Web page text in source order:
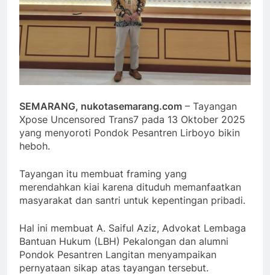
SEMARANG, nukotasemarang.com – Tayangan
Xpose Uncensored Trans7 pada 13 Oktober 2025
yang menyoroti Pondok Pesantren Lirboyo bikin
heboh.
Tayangan itu membuat framing yang
merendahkan kiai karena dituduh memanfaatkan
masyarakat dan santri untuk kepentingan pribadi.
Hal ini membuat A. Saiful Aziz, Advokat Lembaga
Bantuan Hukum (LBH) Pekalongan dan alumni
Pondok Pesantren Langitan menyampaikan
pernyataan sikap atas tayangan tersebut.